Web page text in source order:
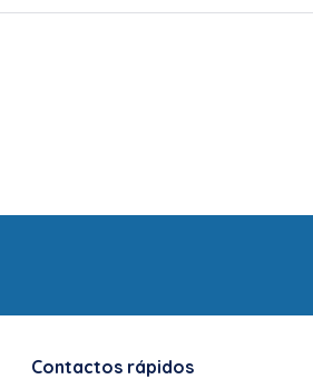
Contactos rápidos